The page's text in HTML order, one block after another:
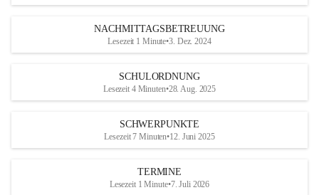
NACHMITTAGSBETREUUNG
Lesezeit 1 Minute•3. Dez. 2024
SCHULORDNUNG
Lesezeit 4 Minuten•28. Aug. 2025
SCHWERPUNKTE
Lesezeit 7 Minuten•12. Juni 2025
TERMINE
Lesezeit 1 Minute•7. Juli 2026